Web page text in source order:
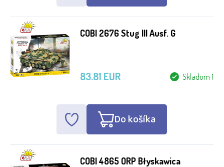
COBI 2676 Stug III Ausf. G
Skladom 1
83.81 EUR
Do košíka
COBI 4865 ORP Błyskawica